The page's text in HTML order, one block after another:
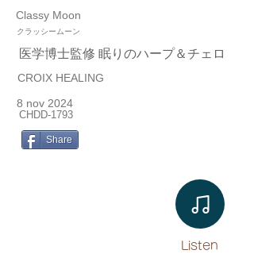
Classy Moon
クラッシームーン
医学博士監修 眠りのハープ＆チェロ
CROIX HEALING
8 nov 2024
CHDD-1793
Share
Listen​